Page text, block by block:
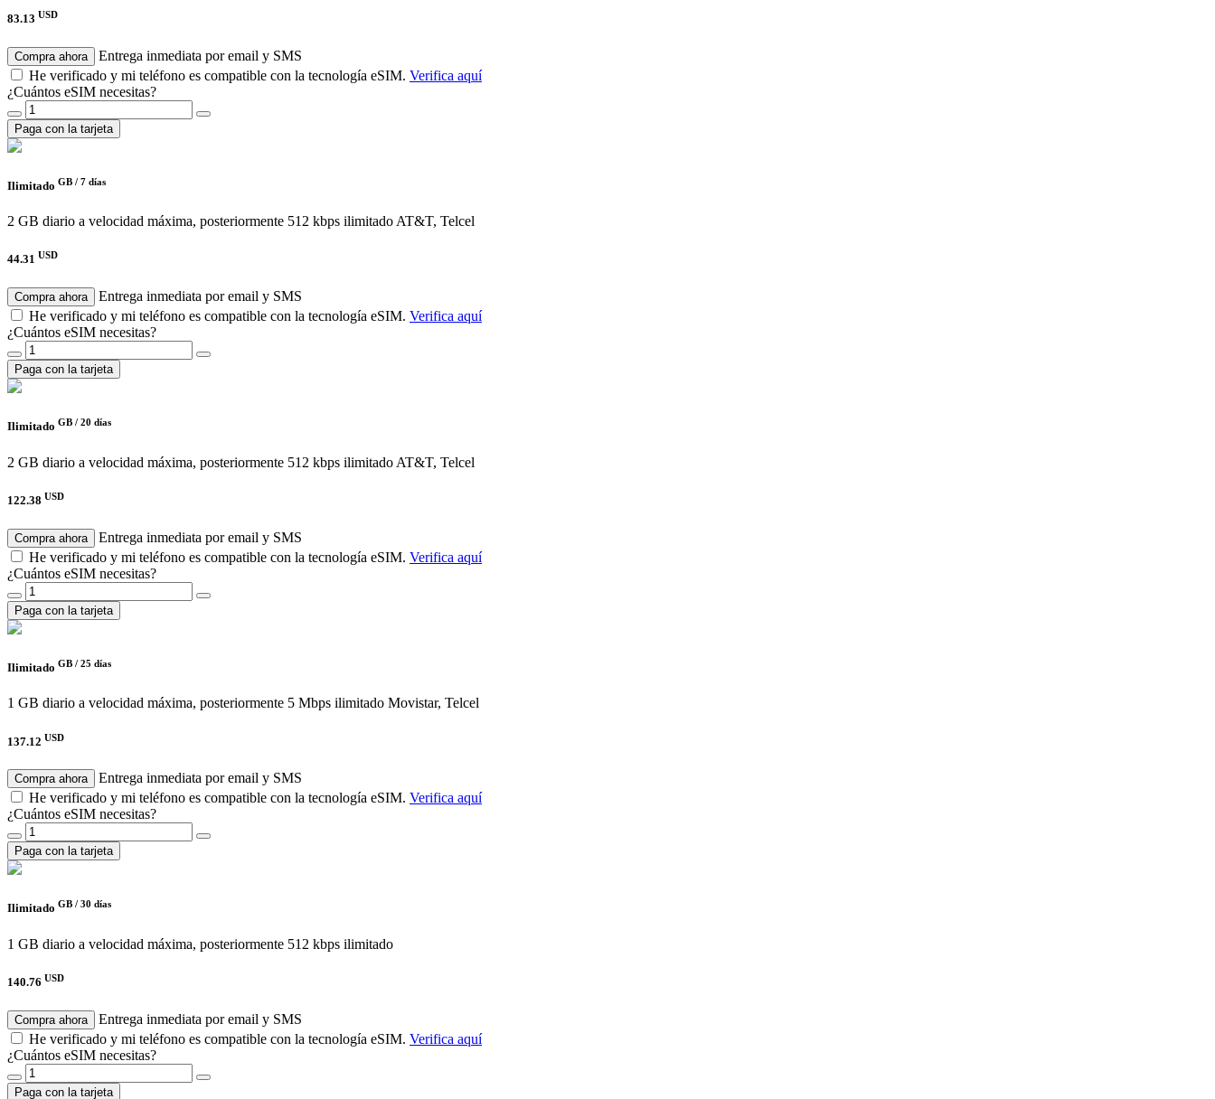
83.13 USD
Compra ahora
Entrega inmediata por email y SMS
He verificado y mi teléfono es compatible con la tecnología eSIM. Verifica aquí
¿Cuántos eSIM necesitas?
Paga con la tarjeta
Ilimitado GB / 7 días
2 GB diario a velocidad máxima, posteriormente 512 kbps ilimitado AT&T, Telcel
44.31 USD
Compra ahora
Entrega inmediata por email y SMS
He verificado y mi teléfono es compatible con la tecnología eSIM. Verifica aquí
¿Cuántos eSIM necesitas?
Paga con la tarjeta
Ilimitado GB / 20 días
2 GB diario a velocidad máxima, posteriormente 512 kbps ilimitado AT&T, Telcel
122.38 USD
Compra ahora
Entrega inmediata por email y SMS
He verificado y mi teléfono es compatible con la tecnología eSIM. Verifica aquí
¿Cuántos eSIM necesitas?
Paga con la tarjeta
Ilimitado GB / 25 días
1 GB diario a velocidad máxima, posteriormente 5 Mbps ilimitado Movistar, Telcel
137.12 USD
Compra ahora
Entrega inmediata por email y SMS
He verificado y mi teléfono es compatible con la tecnología eSIM. Verifica aquí
¿Cuántos eSIM necesitas?
Paga con la tarjeta
Ilimitado GB / 30 días
1 GB diario a velocidad máxima, posteriormente 512 kbps ilimitado
140.76 USD
Compra ahora
Entrega inmediata por email y SMS
He verificado y mi teléfono es compatible con la tecnología eSIM. Verifica aquí
¿Cuántos eSIM necesitas?
Paga con la tarjeta